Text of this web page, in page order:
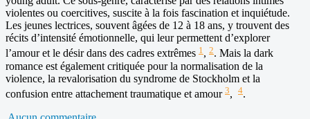
violentes ou coercitives, suscite à la fois fascination et inquiétude.
Les jeunes lectrices, souvent âgées de 12 à 18 ans, y trouvent des
récits d’intensité émotionnelle, qui leur permettent d’explorer
l’amour et le désir dans des cadres extrêmes 1 , 2. Mais la dark
romance est également critiquée pour la normalisation de la
violence, la revalorisation du syndrome de Stockholm et la
confusion entre attachement traumatique et amour 3, 4.